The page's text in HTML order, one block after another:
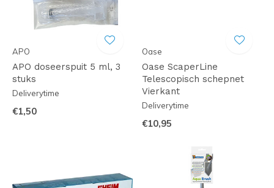
APO
APO doseerspuit 5 ml, 3
stuks
Deliverytime
€1,50
Oase
Oase ScaperLine
Telescopisch schepnet
Vierkant
Deliverytime
€10,95